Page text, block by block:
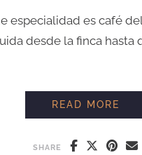
especialidad es café
desde la finca hasta
READ MORE
SHARE